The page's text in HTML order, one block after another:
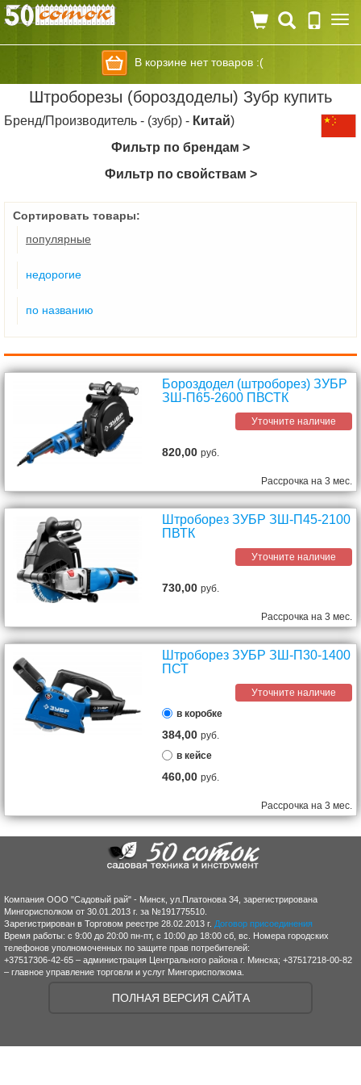
В корзине нет товаров :(
Штроборезы (бороздоделы) Зубр купить
Бренд/Производитель - (зубр) - Китай)
Фильтр по брендам >
Фильтр по свойствам >
Сортировать товары:
популярные
недорогие
по названию
Бороздодел (штроборез) ЗУБР
ЗШ-П65-2600 ПВСТК
Уточните наличие
820,00руб.
Рассрочка на 3 мес.
Штроборез ЗУБР ЗШ-П45-2100
ПВТК
Уточните наличие
730,00руб.
Рассрочка на 3 мес.
Штроборез ЗУБР ЗШ-П30-1400
ПСТ
Уточните наличие
в коробке
384,00руб.
в кейсе
460,00руб.
Рассрочка на 3 мес.
Компания ООО "Садовый рай" - Минск, ул.Платонова 34, зарегистрирована
Мингорисполком от 30.01.2013 г. за №191775510.
Зарегистрирован в Торговом реестре 28.02.2013 г. Договор присоединения
Время работы: с 9:00 до 20:00 пн-пт, с 10:00 до 18:00 сб, вс. Номера городских
телефонов уполномоченных по защите прав потребителей:
+37517306-42-65 – администрация Центрального района г. Минска; +37517218-00-82
– главное управление торговли и услуг Мингорисполкома.
ПОЛНАЯ ВЕРСИЯ САЙТА